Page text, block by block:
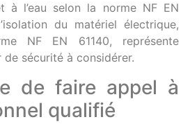
à l’eau selon la norme NF EN
du matériel électrique,
NF EN 61140, représente
sécurité à considérer.
de faire appel à
qualifié